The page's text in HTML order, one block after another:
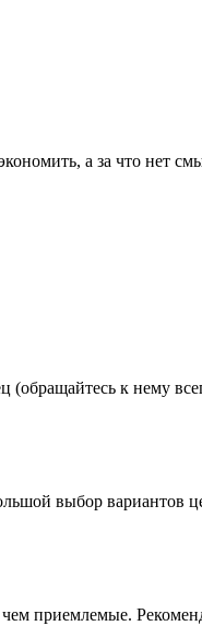
а за что нет
к нему
выбор вариантов
чем приемлемые.